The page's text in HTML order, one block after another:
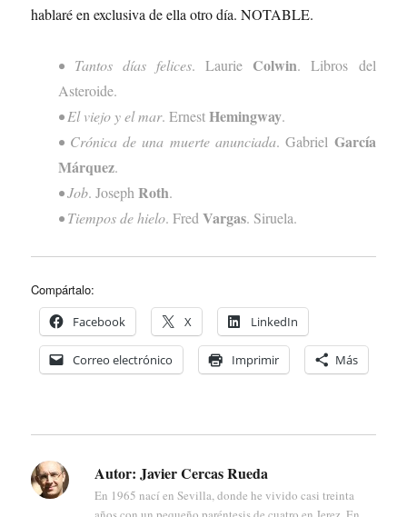
hablaré en exclusiva de ella otro día. NOTABLE.
• Tantos días felices. Laurie Colwin. Libros del
Asteroide.
•El viejo y el mar. ErnestHemingway.
• Crónica de una muerte anunciada. Gabriel García
Márquez.
• Job. JosephRoth.
•Tiempos de hielo. FredVargas. Siruela.
Compártalo:
Facebook X LinkedIn
Correo electrónico Imprimir Más
Autor: Javier Cercas Rueda
En 1965 nací en Sevilla, donde he vivido casi treinta